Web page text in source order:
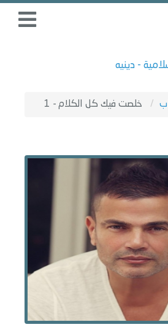
- دينيه
خلصت فيك كل الكلام - 1